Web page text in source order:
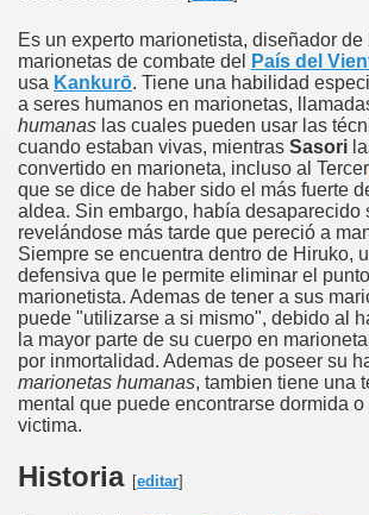
Es un experto marionetista, diseñador
marionetas de combate del
País del
usa Kankurō. Tiene una habilidad
a seres humanos en marionetas,
humanas las cuales pueden usar las
cuando estaban vivas, mientras Sasori
convertido en marioneta, incluso al Tercer
que se dice de haber sido el más fuerte
aldea. Sin embargo, había desaparecido
revelándose más tarde que pereció a
Siempre se encuentra dentro de Hiruko,
defensiva que le permite eliminar el
marionetista. Ademas de tener a sus
puede "utilizarse a si mismo", debido al
la mayor parte de su cuerpo en
por inmortalidad. Ademas de poseer su
marionetas humanas, tambien tiene una
mental que puede encontrarse dormida
victima.
Historia [editar]